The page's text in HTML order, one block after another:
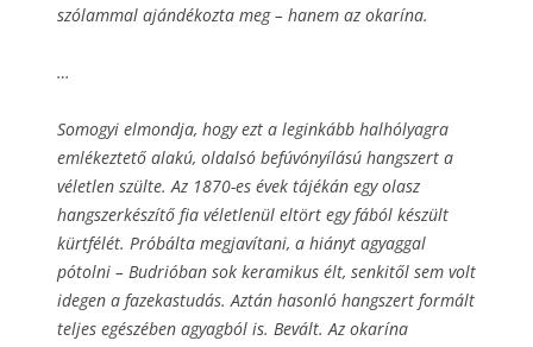
szólammal ajándékozta meg – hanem az okarína.
…
Somogyi elmondja, hogy ezt a leginkább halhólyagra
emlékeztető alakú, oldalsó befúvónyílású hangszert a
véletlen szülte. Az 1870-es évek tájékán egy olasz
hangszerkészítő fia véletlenül eltört egy fából készült
kürtfélét. Próbálta megjavítani, a hiányt agyaggal
pótolni – Budrióban sok keramikus élt, senkitől sem volt
idegen a fazekastudás. Aztán hasonló hangszert formált
teljes egészében agyagból is. Bevált. Az okarína